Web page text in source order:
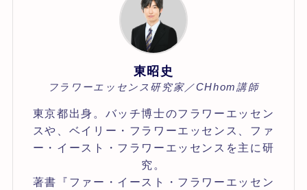
東昭史
フラワーエッセンス研究家／CHhom講師
東京都出身。バッチ博士のフラワーエッセン
スや、ベイリー・フラワーエッセンス、ファ
ー・イースト・フラワーエッセンスを主に研
究。
著書『ファー・イースト・フラワーエッセン